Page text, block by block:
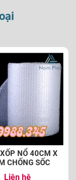
NỔ 40CM X
CHỐNG SỐC
Liên hệ